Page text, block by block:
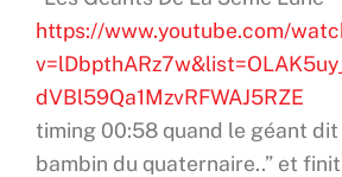
https://www.youtube.com/
dVBl59Qa1MzvRFWAJ5RZE
timing 00:58 quand le géant dit
bambin du quaternaire..” et